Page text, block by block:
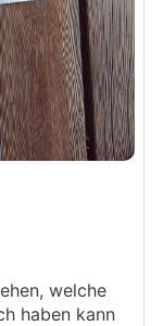
welche
haben kann